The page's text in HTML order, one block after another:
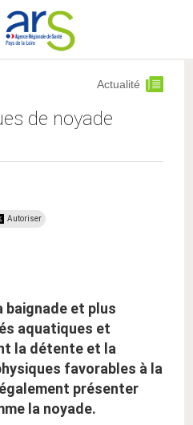
de noyade
Actualité
Autoriser
baignade et plus
aquatiques et
la détente et la
favorables à la
présenter
la noyade.